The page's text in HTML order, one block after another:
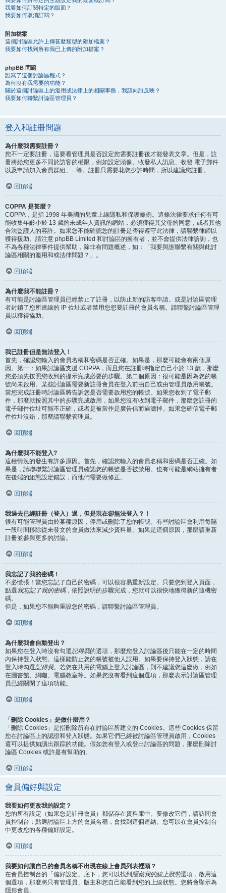
我要如何訂閱特定的版面？
我要如何取消訂閱？
附加檔案
這個討論區允許上傳甚麼類型的附加檔案？
我要如何找到所有我已上傳的附加檔案？
phpBB 問題
誰寫了這個討論區程式？
為何沒有我需要的功能？
關於這個討論區上的濫用或法律上的相關事務，我該向誰反映？
我要如何聯繫討論區管理員？
登入和註冊問題
為什麼我需要註冊？
您不一定要註冊，這要看管理員是否設定您需要註冊後才能發表文章。但是，註
冊將給您更多不同於訪客的權限，例如設定頭像、收發私人訊息、收發 電子郵件
以及申請加入會員群組、...等。註冊只需要花您少許時間，所以建議您註冊。
回頂端
COPPA 是甚麼？
COPPA，是指 1998 年美國的兒童上線隱私和保護條例。這條法律要求任何有可
能收集年齡小於 13 歲的未成年人資訊的網站，必須獲得其父母的同意，或者其他
合法監護人的容許。如果您不能確認您的註冊是否得遵守此法律，請聯繫律師以
獲得援助。請注意 phpBB Limited 和討論區的擁有者，並不會提供法律諮詢，也
不為各種法律事件提供幫助，除非有問題概述，如：「我要與誰聯繫有關與此討
論區相關的濫用和或法律問題？」。
回頂端
為什麼我不能註冊？
有可能是討論區管理員已經禁止了註冊，以防止新的訪客申請。或是討論區管理
者封鎖了您所連線的 IP 位址或者禁用您想要註冊的會員名稱。請聯繫討論區管理
員以獲得協助。
回頂端
我已註冊但是無法登入！
首先，確認您輸入的會員名稱和密碼是否正確。如果是，那麼可能會有兩個原
因。第一：如果討論區支援 COPPA，而且您在註冊時指定自己小於 13 歲，那麼
您必須先按照您收到的提示完成必要的步驟。第二個原因：很可能是因為您的帳
號尚未啟用。某些討論區需要新註冊會員在登入前由自己或由管理員啟用帳號。
當您完成註冊時討論區將告訴您是否需要啟用您的帳號。如果您收到了電子郵
件，那麼就按照其中的步驟完成啟用，如果您沒有收到電子郵件，那麼您註冊的
電子郵件位址可能不正確，或者是被當作是廣告信而過濾掉。如果您確信電子郵
件位址沒錯，那麼請聯繫管理員。
回頂端
為什麼我不能登入?
這種情況的發生有許多原因。首先，確認您輸入的會員名稱和密碼是否正確。如
果是，請聯聯繫討論區管理員確認您的帳號是否被禁用。也有可能是網站擁有者
在後端的組態設定錯誤，而他們需要做修正。
回頂端
我過去已經註冊（登入）過，但是現在卻無法登入？！
很有可能管理員由於某種原因，停用或刪除了您的帳號。有些討論區會利用每隔
一段時間移除從未發文的會員做法來減少資料量。如果是這個原因，那麼請重新
註冊並參與更多的討論。
回頂端
我忘記了我的密碼！
不必慌張！當您忘記了自己的密碼，可以很容易重新設定。只要您到登入頁面，
點選我忘記了我的密碼，依照說明的步驟完成，您就可以很快地獲得新的隨機密
碼。
但是，如果您不能夠重設您的密碼，請聯繫討論區管理員。
回頂端
為什麼我會自動登出？
如果您在登入時沒有勾選記得我的選項，那麼您登入討論區後只能在一定的時間
內保持登入狀態。這樣能防止您的帳號被他人誤用。如果要保持登入狀態，請在
登入時勾選記得我。若您在共用的電腦上登入討論區，則不建議您這麼做，例如
在圖書館、網咖、電腦教室等。如果您沒有看到這個選項，那麼表示討論區管理
員已經關閉了這項功能。
回頂端
「刪除 Cookies」是做什麼用？
「刪除 Cookies」是指刪除所有在討論區所建立的 Cookies。這些 Cookies 保留
您在討論區上的認證和登入狀態。如果它們已經被討論區管理員啟用，Cookies
還可以提供如讀出跟踪的功能。假如您有登入或登出討論區的問題，那麼刪除討
論區 Cookies 或許是有幫助的。
回頂端
會員偏好與設定
我要如何更改我的設定？
您的所有設定（如果您是註冊會員）都儲存在資料庫中。要修改它們，請訪問會
員控制台；點選討論區上方的會員名稱，會找到這個連結。您可以在會員控制台
中更改您的各種偏好設定。
回頂端
我要如何讓自己的會員名稱不出現在線上會員列表裡頭？
在會員控制台的「偏好設定」底下，您可以找到 隱藏我的線上狀態選項，啟用這
個選項，那麼將只有管理員、版主和您自己能看到您的上線狀態。您將會顯示為
隱形會員。